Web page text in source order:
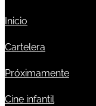
Inicio
Cartelera
Próximamente
Cine infantil